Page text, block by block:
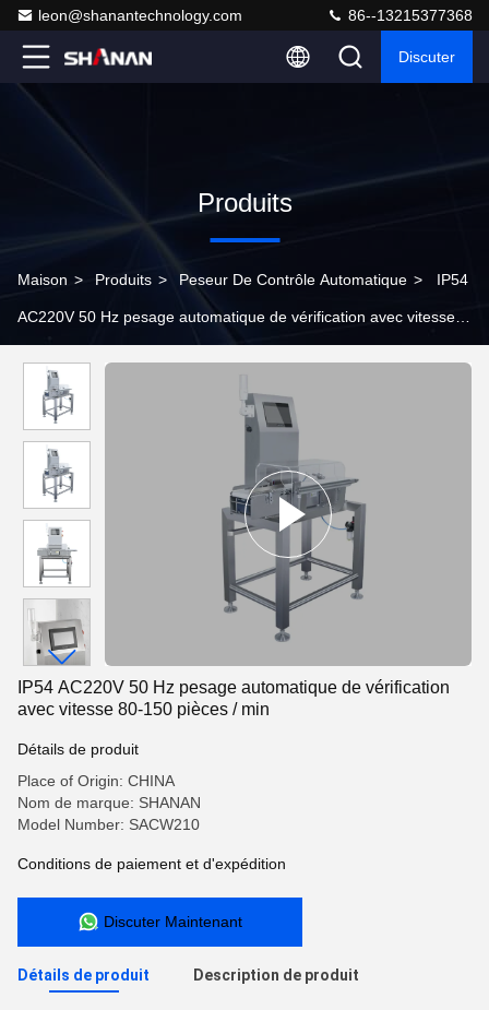
leon@shanantechnology.com 86--13215377368
Discuter
Produits
Maison > Produits > Peseur De Contrôle Automatique > IP54
AC220V 50 Hz pesage automatique de vérification avec vitesse
IP54 AC220V 50 Hz pesage automatique de vérification
avec vitesse 80-150 pièces / min
Détails de produit
Place of Origin: CHINA
Nom de marque: SHANAN
Model Number: SACW210
Conditions de paiement et d'expédition
Discuter Maintenant
Détails de produit Description de produit